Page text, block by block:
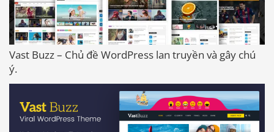
Vast Buzz – Chủ đề WordPress lan truyền và gây chú
ý.